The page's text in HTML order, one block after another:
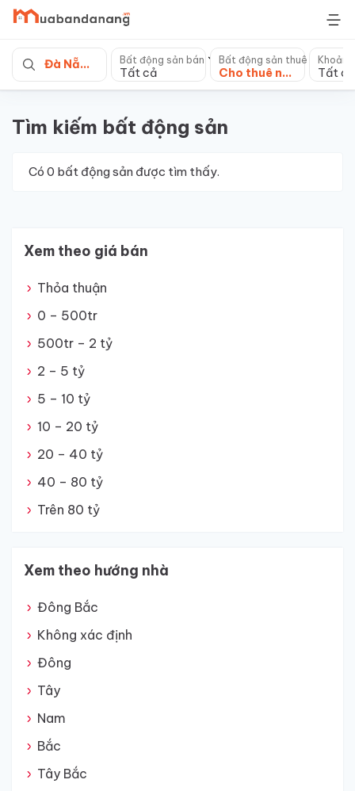
Skip
content
Đà Nẵng Bất động sản bán
Tất cả
Bất động sản thuê
Cho thuê nhà Đà Nẵng Tất cả
Tìm kiếm bất động sản
Có 0 bất động sản được tìm thấy.
Xem theo giá bán
Thỏa thuận
0 – 500tr
500tr – 2 tỷ
2 – 5 tỷ
5 – 10 tỷ
10 – 20 tỷ
20 – 40 tỷ
40 – 80 tỷ
Trên 80 tỷ
Xem theo hướng nhà
Đông Bắc
Không xác định
Đông
Tây
Nam
Bắc
Tây Bắc